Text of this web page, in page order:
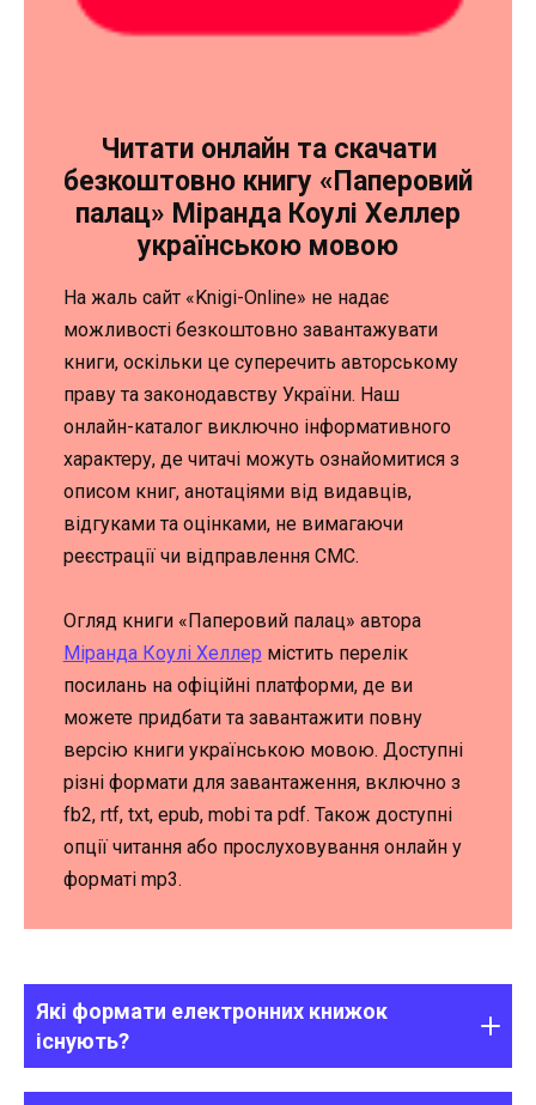
Читати онлайн та скачати
безкоштовно книгу «Паперовий
палац» Міранда Коулі Хеллер
українською мовою
На жаль сайт «Knigi-Online» не надає
можливості безкоштовно завантажувати
книги, оскільки це суперечить авторському
праву та законодавству України. Наш
онлайн-каталог виключно інформативного
характеру, де читачі можуть ознайомитися з
описом книг, анотаціями від видавців,
відгуками та оцінками, не вимагаючи
реєстрації чи відправлення СМС.
Огляд книги «Паперовий палац» автора
Міранда Коулі Хеллер містить перелік
посилань на офіційні платформи, де ви
можете придбати та завантажити повну
версію книги українською мовою. Доступні
різні формати для завантаження, включно з
fb2, rtf, txt, epub, mobi та pdf. Також доступні
опції читання або прослуховування онлайн у
форматі mp3.
Які формати електронних книжок
існують?